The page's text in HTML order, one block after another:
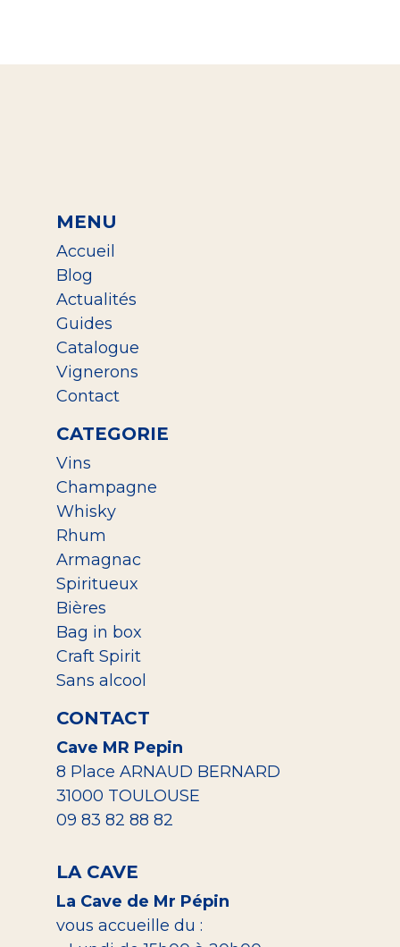
MENU
Accueil
Blog
Actualités
Guides
Catalogue
Vignerons
Contact
CATEGORIE
Vins
Champagne
Whisky
Rhum
Armagnac
Spiritueux
Bières
Bag in box
Craft Spirit
Sans alcool
CONTACT
Cave MR Pepin
8 Place ARNAUD BERNARD
31000 TOULOUSE
09 83 82 88 82
LA CAVE
La Cave de Mr Pépin
vous accueille du :